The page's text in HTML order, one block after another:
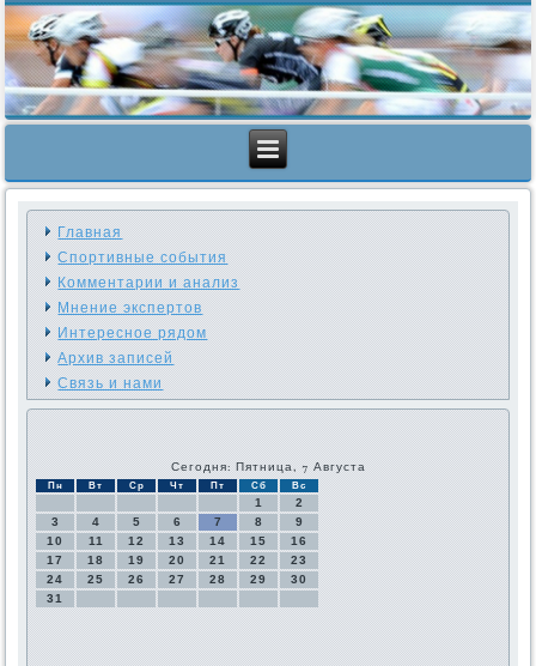
Главная
Спортивные события
Комментарии и анализ
Мнение экспертов
Интересное рядом
Архив записей
Связь и нами
Сегодня: Пятница, 7 Августа
Пн Вт Ср Чт Пт Сб Вс
1
2
3
4 5 6 7 8
9
10
11 12 13 14 15
16
17
18 19 20 21 22
23
24
25 26 27 28 29
30
31